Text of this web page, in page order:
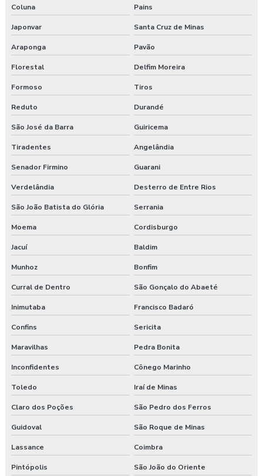
Coluna Pains
Japonvar Santa Cruz de Minas
Araponga Pavão
Florestal Delfim Moreira
Formoso Tiros
Reduto Durandé
São José da Barra Guiricema
Tiradentes Angelândia
Senador Firmino Guarani
Verdelândia Desterro de Entre Rios
São João Batista do Glória Serrania
Moema Cordisburgo
Jacuí Baldim
Munhoz Bonfim
Curral de Dentro São Gonçalo do Abaeté
Inimutaba Francisco Badaró
Confins Sericita
Maravilhas Pedra Bonita
Inconfidentes Cônego Marinho
Toledo Iraí de Minas
Claro dos Poções São Pedro dos Ferros
Guidoval São Roque de Minas
Lassance Coimbra
Pintópolis São João do Oriente